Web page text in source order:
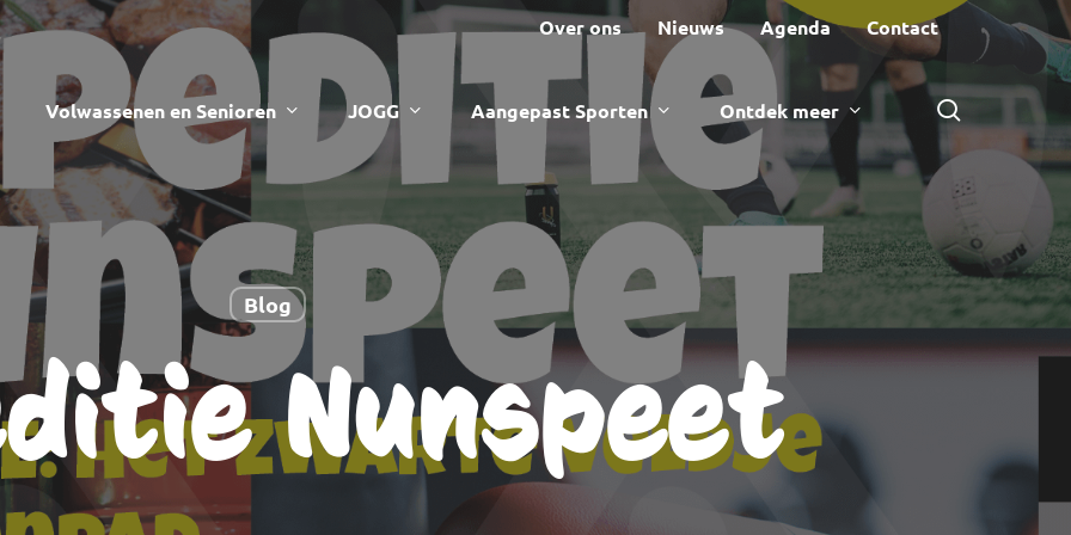
Over ons Nieuws Agenda Contact
Volwassenen en Senioren JOGG Aangepast Sporten Ontdek meer zoeken
Blog
Nunspeet